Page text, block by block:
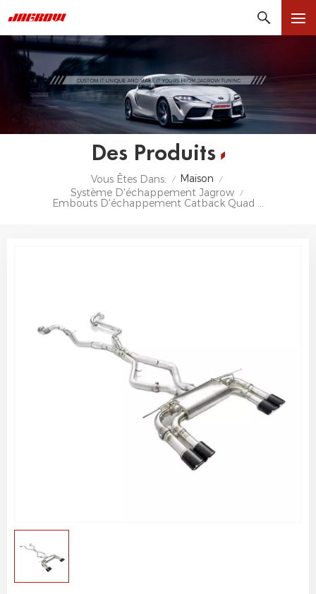
Des Produits
Vous Êtes Dans: / Maison /
Système D'échappement Jagrow /
Embouts D'échappement Catback Quad En Acier Inoxydable Valvetronic Pour BMW X5M F95 X6M F96 2020+